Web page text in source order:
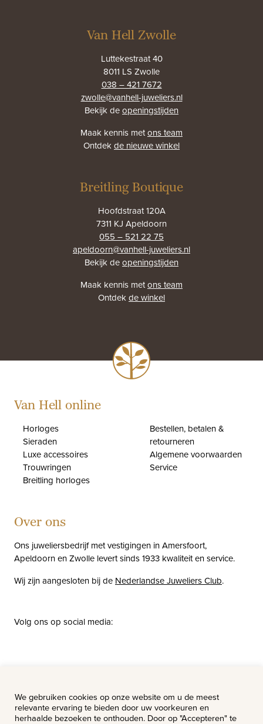
Van Hell Zwolle
Luttekestraat 40
8011 LS Zwolle
038 – 421 7672
zwolle@vanhell-juweliers.nl
Bekijk deopeningstijden
Maak kennis metons team
Ontdekde nieuwe winkel
Breitling Boutique
Hoofdstraat 120A
7311 KJ Apeldoorn
055 – 521 22 75
apeldoorn@vanhell-juweliers.nl
Bekijk deopeningstijden
Maak kennis metons team
Ontdekde winkel
Van Hell online
Horloges
Sieraden
Luxe accessoires
Trouwringen
Breitling horloges
Bestellen, betalen &
retourneren
Algemene voorwaarden
Service
Over ons
Ons juweliersbedrijf met vestigingen in Amersfoort,
Apeldoorn en Zwolle levert sinds 1933 kwaliteit en service.
Wij zijn aangesloten bij de Nederlandse Juweliers Club.
Volg ons op social media:
Vacatures
We gebruiken cookies op onze website om u de meest
relevante ervaring te bieden door uw voorkeuren en
herhaalde bezoeken te onthouden. Door op "Accepteren" te